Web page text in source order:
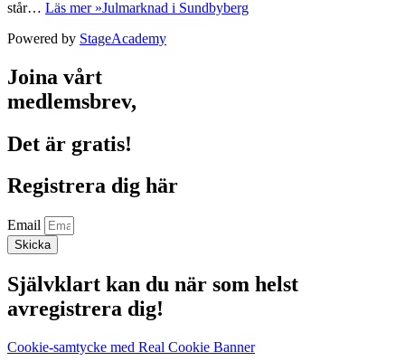
står… Läs mer »Julmarknad i Sundbyberg
Powered by StageAcademy
Joina vårt
medlemsbrev,
Det är gratis!
Registrera dig här
Email
Skicka
Självklart kan du när som helst
avregistrera dig!
Cookie-samtycke med Real Cookie Banner